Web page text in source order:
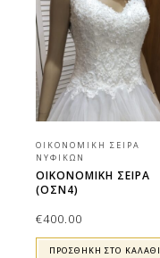
ΟΙΚΟΝΟΜΙΚΉ ΣΕΙΡΆ
ΝΥΦΙΚΏΝ
ΟΙΚΟΝΟΜΙΚΉ ΣΕΙΡΆ
(ΟΣΝ4)
€400.00
ΠΡΟΣΘΉΚΗ ΣΤΟ ΚΑΛΆΘΙ